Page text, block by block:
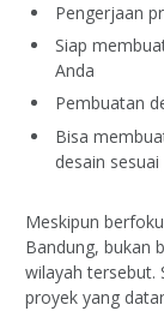
Pengerjaan
Siap
Anda
Pembuatan
Bisa
desain
Meskipun
Bandung, bukan
wilayah tersebut.
proyek yang